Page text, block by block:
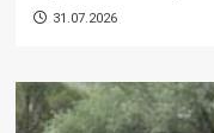
31.07.2026